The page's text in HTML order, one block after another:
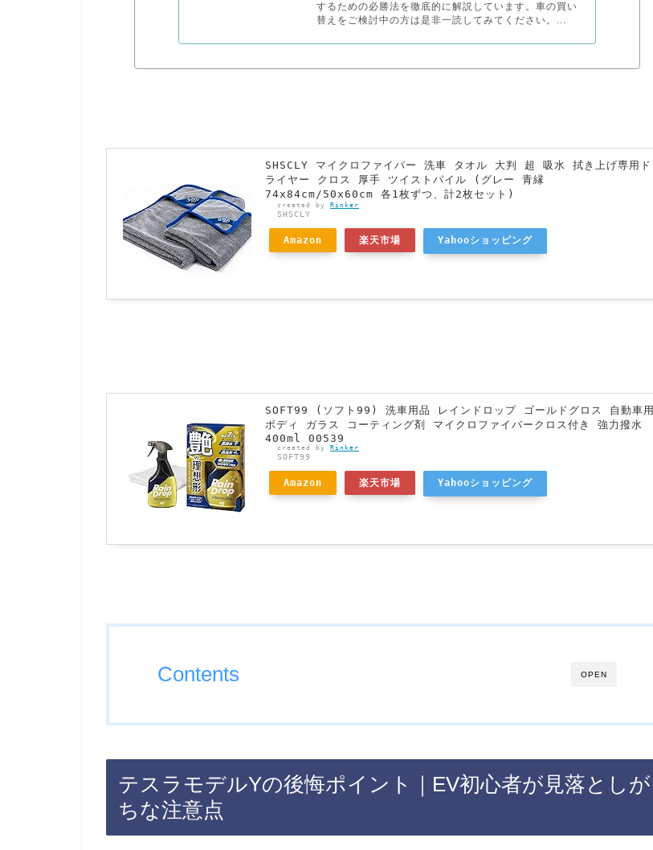
するための必勝法を徹底的に解説しています。車の買い
替えをご検討中の方は是非一読してみてください。...
SHSCLY マイクロファイバー 洗車 タオル 大判 超 吸水 拭き上げ専用ド
ライヤー クロス 厚手 ツイストパイル (グレー 青縁
74x84cm/50x60cm 各1枚ずつ、計2枚セット)
created by Rinker
SHSCLY
Amazon 楽天市場 Yahooショッピング
SOFT99 (ソフト99) 洗車用品 レインドロップ ゴールドグロス 自動車用
ボディ ガラス コーティング剤 マイクロファイバークロス付き 強力撥水
400ml 00539
created by Rinker
SOFT99
Amazon 楽天市場 Yahooショッピング
OPEN
Contents
テスラモデルYの後悔ポイント｜EV初心者が見落としが
ちな注意点